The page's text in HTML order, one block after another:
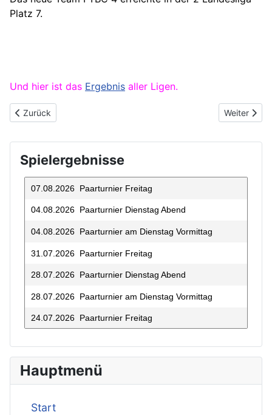
Spielergebnisse
07.08.2026 Paarturnier Freitag
04.08.2026 Paarturnier Dienstag Abend
04.08.2026 Paarturnier am Dienstag Vormittag
31.07.2026 Paarturnier Freitag
28.07.2026 Paarturnier Dienstag Abend
28.07.2026 Paarturnier am Dienstag Vormittag
24.07.2026 Paarturnier Freitag
14.07.2026 Paarturnier Dienstag Abend
10.07.2026 Paarturnier Freitag
Hauptmenü
Start
Platz 7.
Und hier ist das Ergebnis aller Ligen.
Vorheriger Beitrag: Rhein-Main Teamliga 2017
Zurück Nächster
Weiter